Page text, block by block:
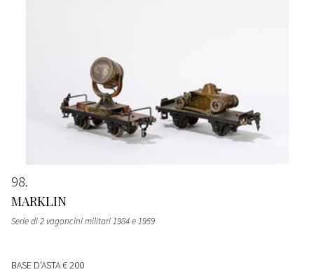
98
MARKLIN
Serie di 2 vagoncini militari 1984 e 1959
BASE D'ASTA€ 200